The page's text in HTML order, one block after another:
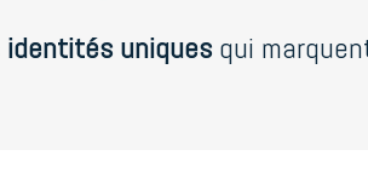
identités uniquesqui